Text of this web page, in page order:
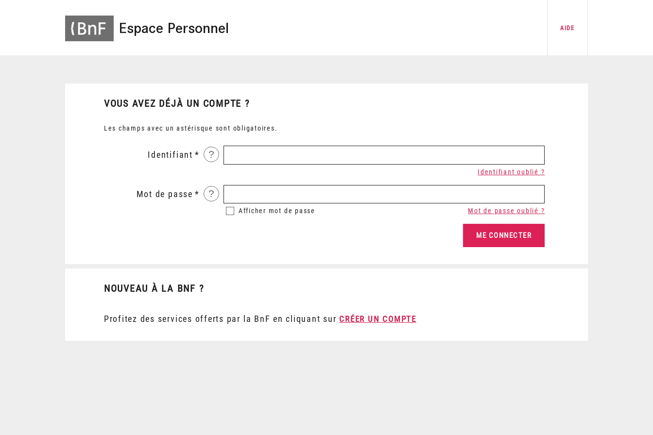
Espace Personnel AIDE
VOUS AVEZ DÉJÀ UN COMPTE ?
Les champs avec un astérisque sont obligatoires.
Identifiant ?
Identifiant oublié ?
Mot de passe ?
Afficher mot de passe Mot de passe oublié ?
NOUVEAU À LA BNF ?
Profitez des services offerts par la BnF en cliquant sur CRÉER UN COMPTE